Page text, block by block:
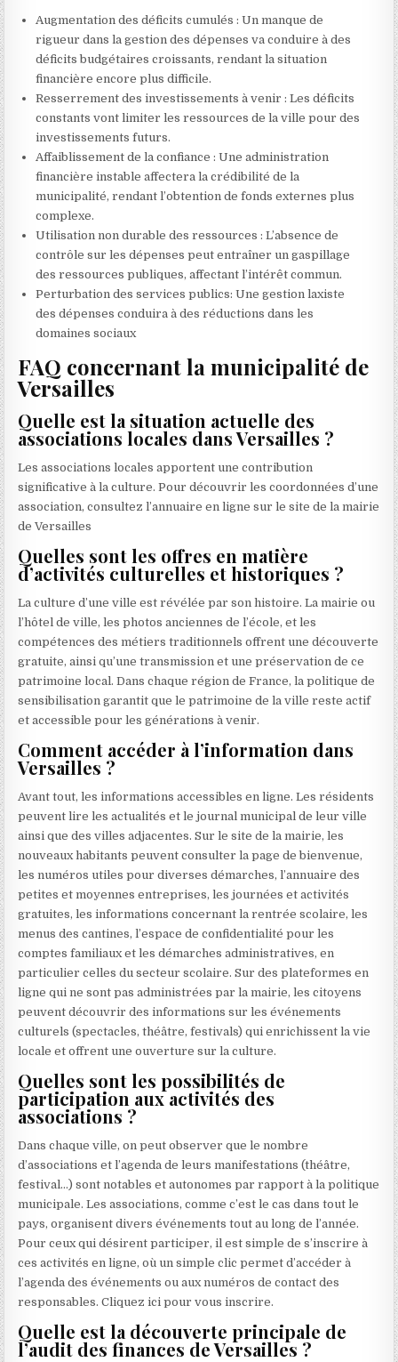
Augmentation des déficits cumulés : Un manque de
rigueur dans la gestion des dépenses va conduire à des
déficits budgétaires croissants, rendant la situation
financière encore plus difficile.
Resserrement des investissements à venir : Les déficits
constants vont limiter les ressources de la ville pour des
investissements futurs.
Affaiblissement de la confiance : Une administration
financière instable affectera la crédibilité de la
municipalité, rendant l’obtention de fonds externes plus
complexe.
Utilisation non durable des ressources : L’absence de
contrôle sur les dépenses peut entraîner un gaspillage
des ressources publiques, affectant l’intérêt commun.
Perturbation des services publics: Une gestion laxiste
des dépenses conduira à des réductions dans les
domaines sociaux
FAQ concernant la municipalité de
Versailles
Quelle est la situation actuelle des
associations locales dans Versailles ?
Les associations locales apportent une contribution
significative à la culture. Pour découvrir les coordonnées d’une
association, consultez l’annuaire en ligne sur le site de la mairie
de Versailles
Quelles sont les offres en matière
d’activités culturelles et historiques ?
La culture d’une ville est révélée par son histoire. La mairie ou
l’hôtel de ville, les photos anciennes de l’école, et les
compétences des métiers traditionnels offrent une découverte
gratuite, ainsi qu’une transmission et une préservation de ce
patrimoine local. Dans chaque région de France, la politique de
sensibilisation garantit que le patrimoine de la ville reste actif
et accessible pour les générations à venir.
Comment accéder à l’information dans
Versailles ?
Avant tout, les informations accessibles en ligne. Les résidents
peuvent lire les actualités et le journal municipal de leur ville
ainsi que des villes adjacentes. Sur le site de la mairie, les
nouveaux habitants peuvent consulter la page de bienvenue,
les numéros utiles pour diverses démarches, l’annuaire des
petites et moyennes entreprises, les journées et activités
gratuites, les informations concernant la rentrée scolaire, les
menus des cantines, l’espace de confidentialité pour les
comptes familiaux et les démarches administratives, en
particulier celles du secteur scolaire. Sur des plateformes en
ligne qui ne sont pas administrées par la mairie, les citoyens
peuvent découvrir des informations sur les événements
culturels (spectacles, théâtre, festivals) qui enrichissent la vie
locale et offrent une ouverture sur la culture.
Quelles sont les possibilités de
participation aux activités des
associations ?
Dans chaque ville, on peut observer que le nombre
d’associations et l’agenda de leurs manifestations (théâtre,
festival…) sont notables et autonomes par rapport à la politique
municipale. Les associations, comme c’est le cas dans tout le
pays, organisent divers événements tout au long de l’année.
Pour ceux qui désirent participer, il est simple de s’inscrire à
ces activités en ligne, où un simple clic permet d’accéder à
l’agenda des événements ou aux numéros de contact des
responsables. Cliquez ici pour vous inscrire.
Quelle est la découverte principale de
l’audit des finances de Versailles ?